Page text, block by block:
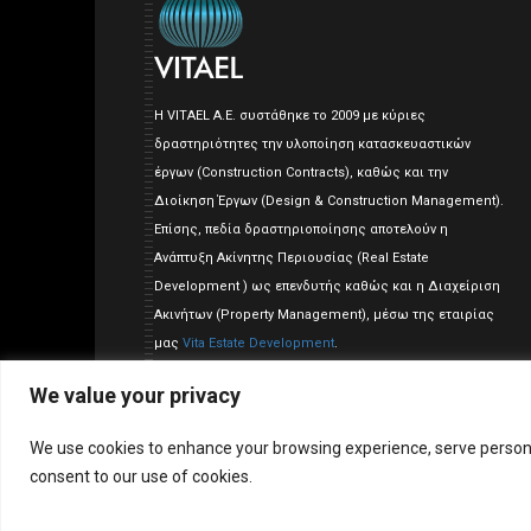
We value your privacy
We use cookies to enhance your browsing experience, serve
consent to our use of cookies.
Η VITAEL A.E. συστάθηκε το 2009 με κύριες
δραστηριότητες την υλοποίηση κατασκευαστικών
έργων (Construction Contracts), καθώς και την
Διοίκηση Έργων (Design & Construction Management).
Επίσης, πεδία δραστηριοποίησης αποτελούν η
Ανάπτυξη Ακίνητης Περιουσίας (Real Estate
Development ) ως επενδυτής καθώς και η Διαχείριση
Ακινήτων (Property Management), μέσω της εταιρίας
μας Vita Estate Development.